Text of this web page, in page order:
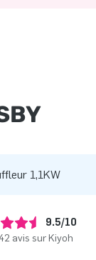
1,1KW
9.5/10
avis sur Kiyoh